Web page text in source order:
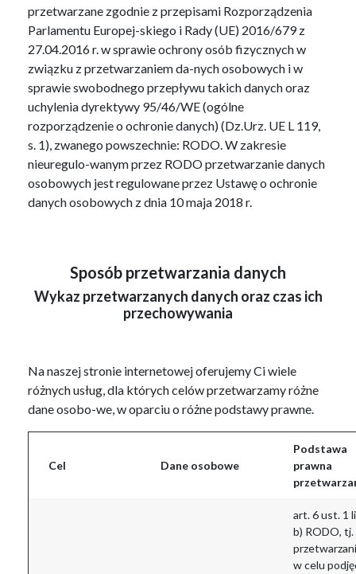
przetwarzane zgodnie z przepisami Rozporządzenia
Parlamentu Europej-skiego i Rady (UE) 2016/679 z
27.04.2016 r. w sprawie ochrony osób fizycznych w
związku z przetwarzaniem da-nych osobowych i w
sprawie swobodnego przepływu takich danych oraz
uchylenia dyrektywy 95/46/WE (ogólne
rozporządzenie o ochronie danych) (Dz.Urz. UE L 119,
s. 1), zwanego powszechnie: RODO. W zakresie
nieuregulo-wanym przez RODO przetwarzanie danych
osobowych jest regulowane przez Ustawę o ochronie
danych osobowych z dnia 10 maja 2018 r.
Sposób przetwarzania danych
Wykaz przetwarzanych danych oraz czas ich
przechowywania
Na naszej stronie internetowej oferujemy Ci wiele
różnych usług, dla których celów przetwarzamy różne
dane osobo-we, w oparciu o różne podstawy prawne.
Cel Dane osobowe
Podstawa
prawna
art. 6 ust. 1
b) RODO, tj.
w celu